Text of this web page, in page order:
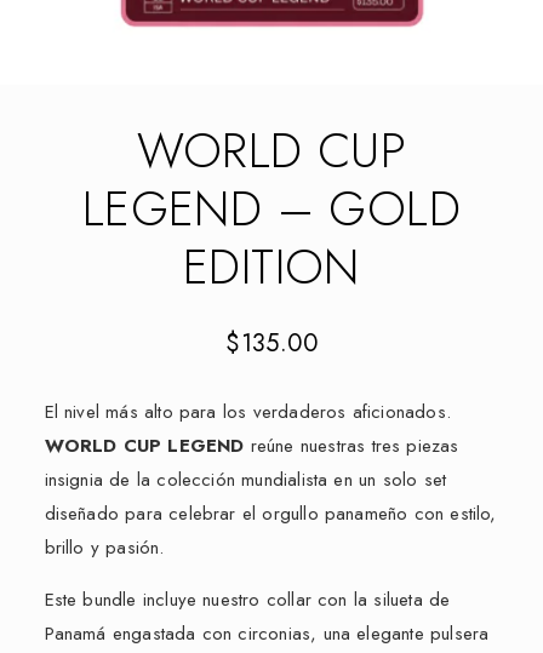
WORLD CUP
LEGEND – GOLD
EDITION
$135.00
El nivel más alto para los verdaderos aficionados.
WORLD CUP LEGEND reúne nuestras tres piezas
insignia de la colección mundialista en un solo set
diseñado para celebrar el orgullo panameño con estilo,
brillo y pasión.
Este bundle incluye nuestro collar con la silueta de
Panamá engastada con circonias, una elegante pulsera